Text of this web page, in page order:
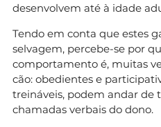
desenvolvem até à idade
Tendo em conta que estes
selvagem, percebe-se por
comportamento é, muitas
cão: obedientes e
treináveis, podem andar de
chamadas verbais do dono.